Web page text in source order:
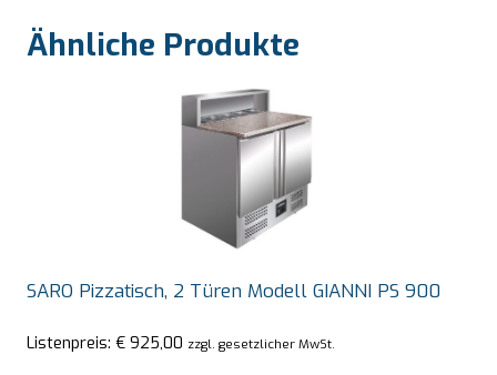
Ähnliche Produkte
SARO Pizzatisch, 2 Türen Modell GIANNI PS 900
Listenpreis: € 925,00 zzgl. gesetzlicher MwSt.